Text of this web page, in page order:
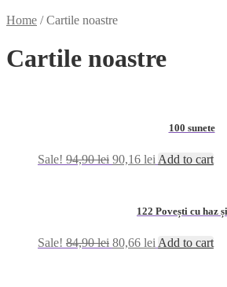
Home /Cartile noastre
Cartile noastre
100 sunete
Sale! 94,90lei 90,16 lei Add to cart
122 Povești cu haz
Sale! 84,90lei 80,66 lei Add to cart